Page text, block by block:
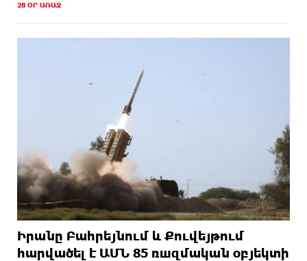
28 ՕՐ ԱՌԱՋ
Իրանը Բահրեյնում և Քուվեյթում
hարվածել է ԱՄՆ 85 ռшզմական օբյեկտի